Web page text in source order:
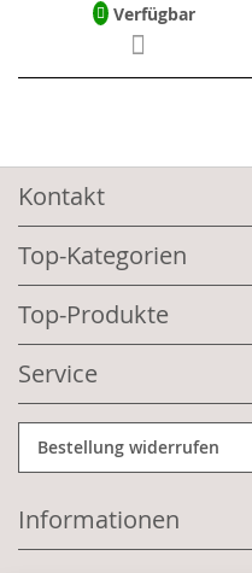
Verfügbar
Kontakt
Top-Kategorien
Top-Produkte
Service
Bestellung widerrufen
Informationen